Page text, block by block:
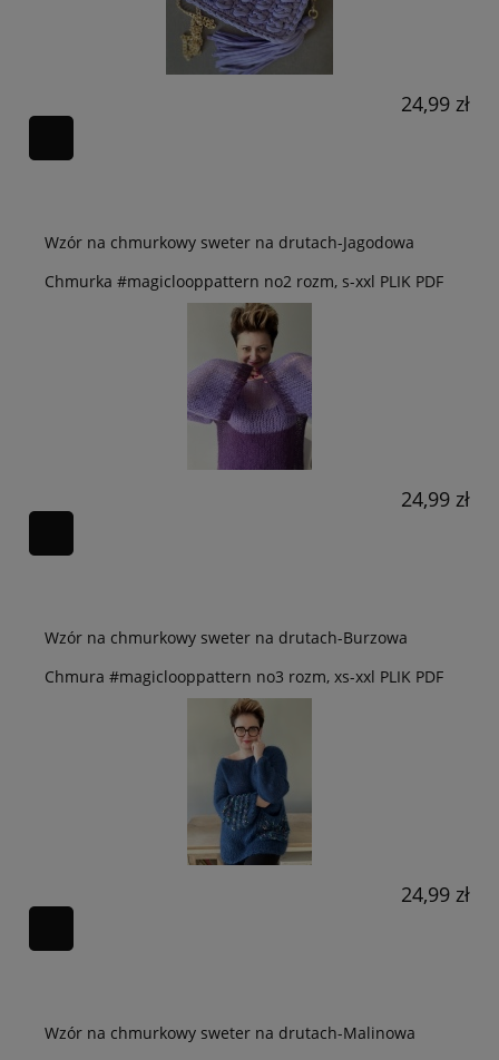
24,99 zł
Wzór na chmurkowy sweter na drutach-Jagodowa
Chmurka #magiclooppattern no2 rozm, s-xxl PLIK PDF
24,99 zł
Wzór na chmurkowy sweter na drutach-Burzowa
Chmura #magiclooppattern no3 rozm, xs-xxl PLIK PDF
24,99 zł
Wzór na chmurkowy sweter na drutach-Malinowa